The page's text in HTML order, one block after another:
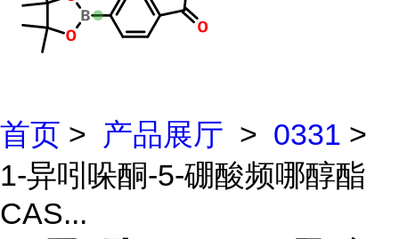
首页 > 产品展厅 > 0331 >
1-异吲哚酮-5-硼酸频哪醇酯
CAS...